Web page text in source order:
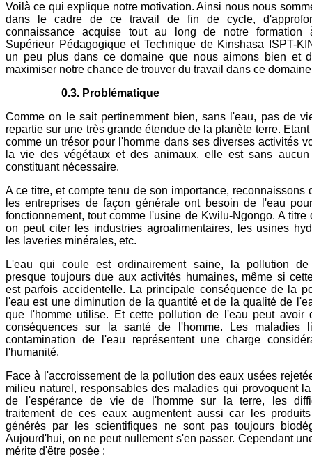
Voilà ce qui explique notre motivation. Ainsi nous nous
dans le cadre de ce travail de fin de cycle,
connaissance acquise tout au long de notre formation
Supérieur Pédagogique et Technique de Kinshasa ISPT-
un peu plus dans ce domaine que nous aimons bien et
maximiser notre chance de trouver du travail dans ce
0.3. Problématique
Comme on le sait pertinemment bien, sans l'eau, pas de
repartie sur une très grande étendue de la planète terre.
comme un trésor pour l'homme dans ses diverses activités
la vie des végétaux et des animaux, elle est sans
constituant nécessaire.
A ce titre, et compte tenu de son importance, reconnaissons
les entreprises de façon générale ont besoin de l'eau
fonctionnement, tout comme l'usine de Kwilu-Ngongo. A titre
on peut citer les industries agroalimentaires, les usines
les laveries minérales, etc.
L'eau qui coule est ordinairement saine, la pollution
presque toujours due aux activités humaines, même si
est parfois accidentelle. La principale conséquence de la
l'eau est une diminution de la quantité et de la qualité de
que l'homme utilise. Et cette pollution de l'eau peut avoir
conséquences sur la santé de l'homme. Les maladies
contamination de l'eau représentent une charge
l'humanité.
Face à l'accroissement de la pollution des eaux usées
milieu naturel, responsables des maladies qui provoquent
de l'espérance de vie de l'homme sur la terre, les
traitement de ces eaux augmentent aussi car les
générés par les scientifiques ne sont pas toujours
Aujourd'hui, on ne peut nullement s'en passer. Cependant
mérite d'être posée :